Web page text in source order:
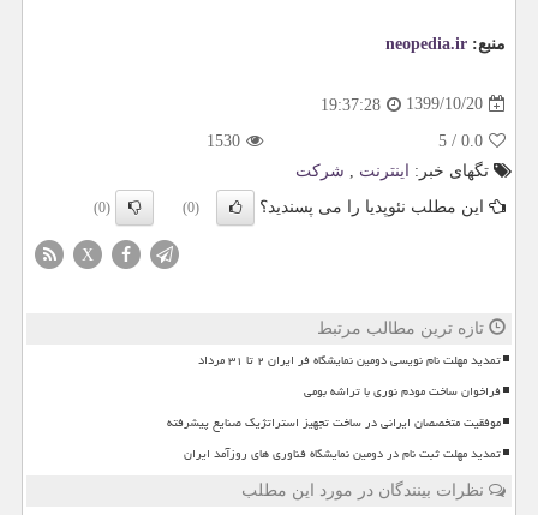
منبع: neopedia.ir
1399/10/20
19:37:28
0.0
/
5
1530
تگهای خبر: اینترنت
شركت
این مطلب نئوپدیا را می پسندید؟
(0)
(0)
X
تازه ترین مطالب مرتبط
تمدید مهلت نام نویسی دومین نمایشگاه فر ایران ۲ تا ۳۱ مرداد
فراخوان ساخت مودم نوری با تراشه بومی
موفقیت متخصصان ایرانی در ساخت تجهیز استراتژیک صنایع پیشرفته
تمدید مهلت ثبت نام در دومین نمایشگاه فناوری های روزآمد ایران
نظرات بینندگان در مورد این مطلب